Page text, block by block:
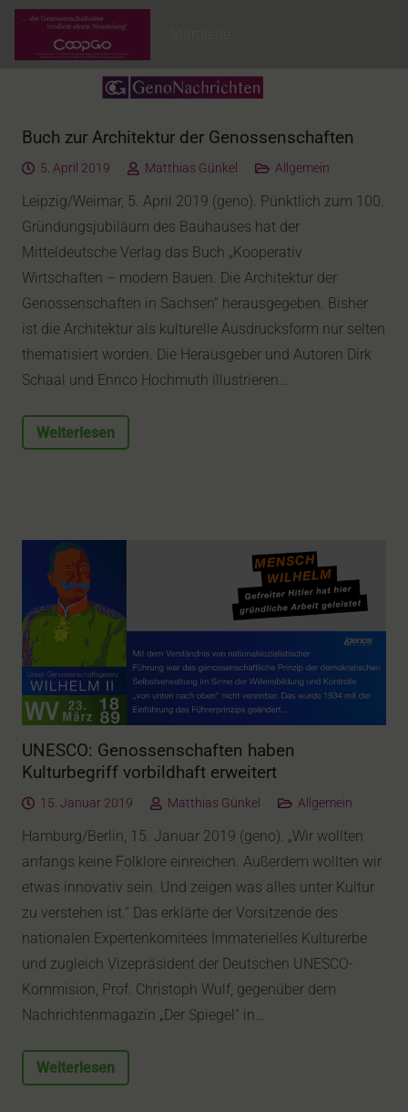
Buch zur Architektur der Genossenschaften
5. April 2019 Matthias Günkel Allgemein
Leipzig/Weimar, 5. April 2019 (geno). Pünktlich zum 100.
Gründungsjubiläum des Bauhauses hat der
Mitteldeutsche Verlag das Buch „Kooperativ
Wirtschaften – modern Bauen. Die Architektur der
Genossenschaften in Sachsen“ herausgegeben. Bisher
ist die Architektur als kulturelle Ausdrucksform nur selten
thematisiert worden. Die Herausgeber und Autoren Dirk
Schaal und Enrico Hochmuth illustrieren…
Weiterlesen
UNESCO: Genossenschaften haben
Kulturbegriff vorbildhaft erweitert
15. Januar 2019 Matthias Günkel Allgemein
Hamburg/Berlin, 15. Januar 2019 (geno). „Wir wollten
anfangs keine Folklore einreichen. Außerdem wollten wir
etwas innovativ sein. Und zeigen was alles unter Kultur
zu verstehen ist.“ Das erklärte der Vorsitzende des
nationalen Expertenkomitees Immaterielles Kulturerbe
und zugleich Vizepräsident der Deutschen UNESCO-
Kommision, Prof. Christoph Wulf, gegenüber dem
Nachrichtenmagazin „Der Spiegel“ in…
Weiterlesen